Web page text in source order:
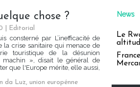
chose ?
Editorial
consterné par L’inefficacité de
la crise sanitaire qui menace de
touristique de la désunion
machin », disait le général de
que l'Europe mérite, elle aussi,
da Luz, union europénne
News
Le